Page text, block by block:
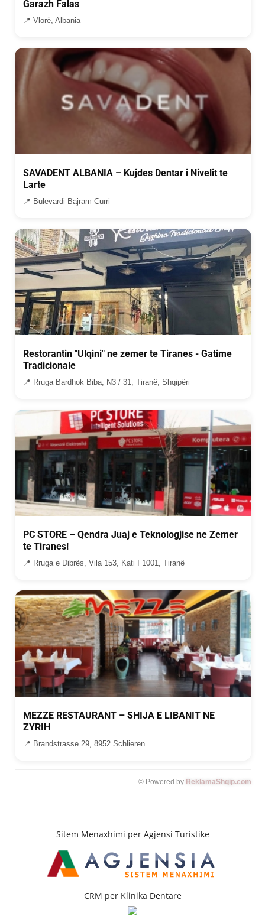
Garazh Falas
📍 Vlorë, Albania
SAVADENT ALBANIA – Kujdes Dentar i Nivelit te
Larte
📍 Bulevardi Bajram Curri
Restorantin "Ulqini" ne zemer te Tiranes - Gatime
Tradicionale
📍 Rruga Bardhok Biba, N3 / 31, Tiranë, Shqipëri
PC STORE – Qendra Juaj e Teknologjise ne Zemer
te Tiranes!
📍 Rruga e Dibrës, Vila 153, Kati I 1001, Tiranë
MEZZE RESTAURANT – SHIJA E LIBANIT NE
ZYRIH
📍 Brandstrasse 29, 8952 Schlieren
© Powered by ReklamaShqip.com
Sitem Menaxhimi per Agjensi Turistike
CRM per Klinika Dentare